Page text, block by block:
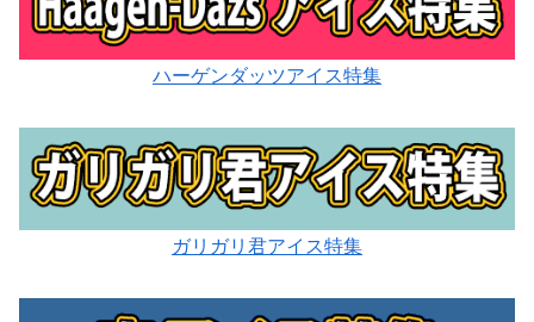
ハーゲンダッツアイス特集
ガリガリ君アイス特集